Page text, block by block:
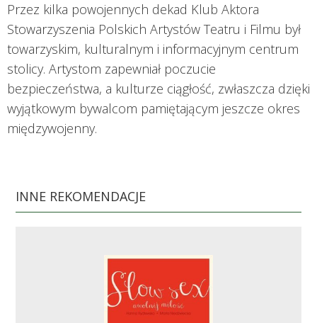
Przez kilka powojennych dekad Klub Aktora
Stowarzyszenia Polskich Artystów Teatru i Filmu był
towarzyskim, kulturalnym i informacyjnym centrum
stolicy. Artystom zapewniał poczucie
bezpieczeństwa, a kulturze ciągłość, zwłaszcza dzięki
wyjątkowym bywalcom pamiętającym jeszcze okres
międzywojenny.
INNE REKOMENDACJE